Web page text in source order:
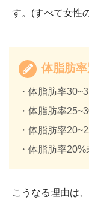
す。(すべて女性
体脂肪
・体脂肪率
・体脂肪率
・体脂肪率
・体脂肪率
こうなる理由は